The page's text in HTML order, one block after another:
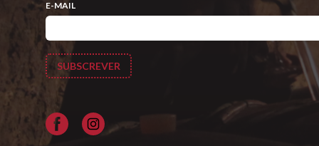
E-MAIL
Facebook